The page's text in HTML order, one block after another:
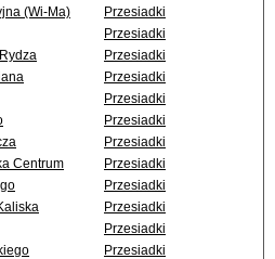
(Wi-Ma)
Przesiadki
Przesiadki
Przesiadki
Przesiadki
Przesiadki
Przesiadki
Przesiadki
Centrum
Przesiadki
Przesiadki
Przesiadki
Przesiadki
Przesiadki